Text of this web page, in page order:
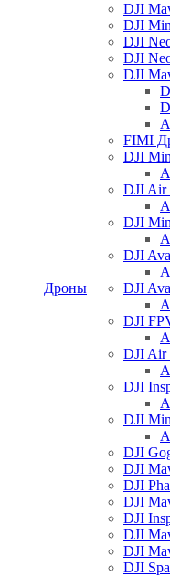
Дроны
DJI
DJI
DJI
DJI
DJI
FIMI
DJI
DJI Air
DJI
DJI
DJI
DJI
DJI Air
DJI
DJI
DJI
DJI
DJI
DJI
DJI
DJI
DJI
DJI